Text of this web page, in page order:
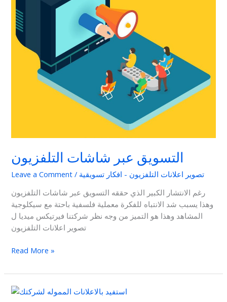
التسويق عبر شاشات التلفزيون
Leave a Comment / تصوير اعلانات التلفزيون - افكار تسويقية
رغم الانتشار الكبير الذي حققه التسويق عبر شاشات التلفزيون
وهذا يسبب شد الانتباه للفكرة معملية فلسفية باحتة مع سيكلوجية
المشاهد وهذا هو التميز من وجه نظر شركتنا فيرتيكس ميديا ل
تصوير اعلانات التلفزيون
Read More »
افضل